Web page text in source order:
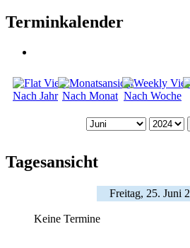
Terminkalender
Nach Jahr Nach Monat Nach Woche
Tagesansicht
Freitag, 25. Juni
Keine Termine